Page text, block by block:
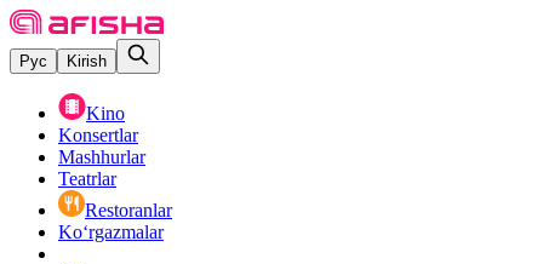
Рус Kirish
Kino
Konsertlar
Mashhurlar
Teatrlar
Restoranlar
Ko‘rgazmalar